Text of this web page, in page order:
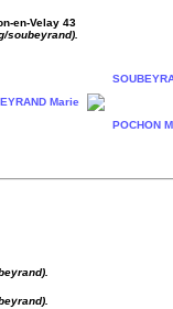
en-Velay 43
soubeyrand).
Marie
POCHON